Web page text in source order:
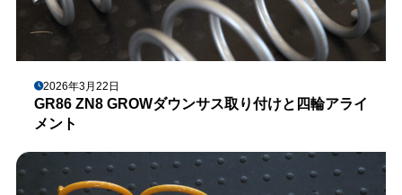
2026年3月22日
GR86 ZN8 GROWダウンサス取り付けと四輪アライ
メント